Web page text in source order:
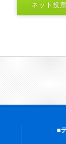
ネット投
■